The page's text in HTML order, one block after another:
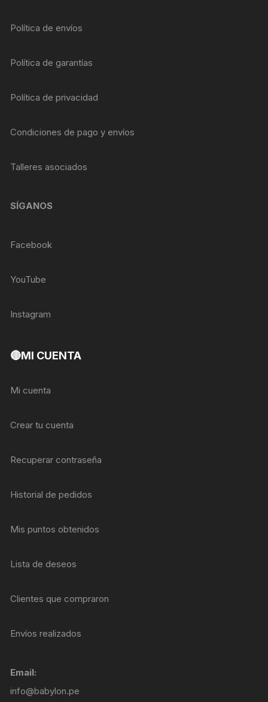
Política de envíos
Política de garantías
Política de privacidad
Condiciones de pago y envíos
Talleres asociados
SÍGANOS
Facebook
YouTube
Instagram
🔴MI CUENTA
Mi cuenta
Crear tu cuenta
Recuperar contraseña
Historial de pedidos
Mis puntos obtenidos
Lista de deseos
Clientes que compraron
Envíos realizados
Email:
info@babylon.pe